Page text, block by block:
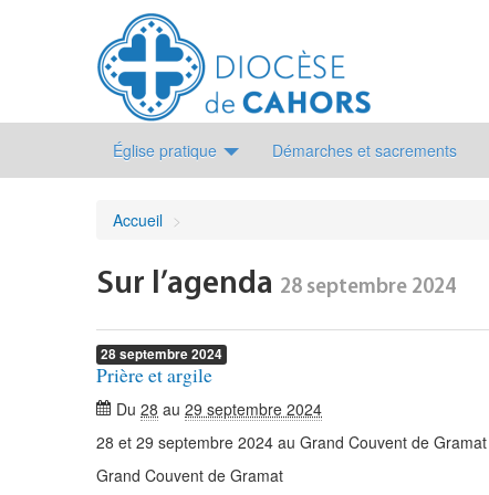
Église pratique Démarches et sacrements
Accueil >
Sur l’agenda 28 septembre 2024
28septembre2024
Prière et argile
Du 28 au 29 septembre 2024
28 et 29 septembre 2024 au Grand Couvent de Gramat
Grand Couvent de Gramat